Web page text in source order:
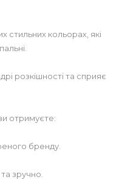
стильних кольорах, які
розкішності та сприяє
отримуєте:
бренду.
зручно.